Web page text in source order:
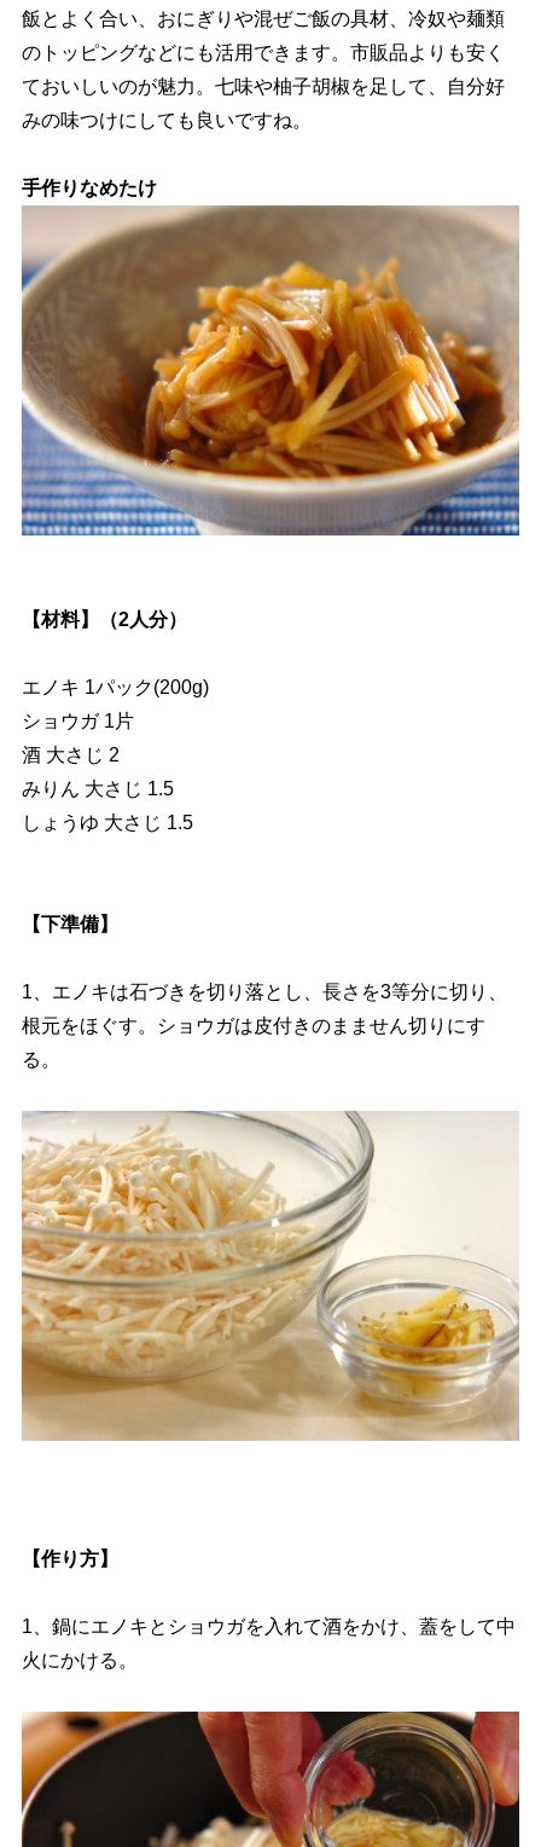
飯とよく合い、おにぎりや混ぜご飯の具材、冷奴や麺類
のトッピングなどにも活用できます。市販品よりも安く
ておいしいのが魅力。七味や柚子胡椒を足して、自分好
みの味つけにしても良いですね。
手作りなめたけ
【材料】（2人分）
エノキ 1パック(200g)
ショウガ 1片
酒 大さじ 2
みりん 大さじ 1.5
しょうゆ 大さじ 1.5
【下準備】
1、エノキは石づきを切り落とし、長さを3等分に切り、
根元をほぐす。ショウガは皮付きのまません切りにす
る。
【作り方】
1、鍋にエノキとショウガを入れて酒をかけ、蓋をして中
火にかける。